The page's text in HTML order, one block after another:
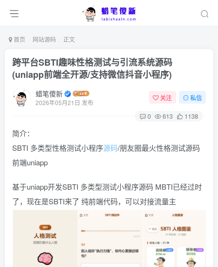
首页 网站源码 正文
跨平台SBTI趣味性格测试与引流系统源码
(uniapp前端全开源/支持微信抖音小程序)
蜡笔傻新
2026年05月21日 发布
关注 私信
0 613 1138
简介：
SBTI 多类型性格测试小程序源码/朋友圈最火性格测试源码
前端uniapp
基于uniapp开发SBTI 多类型测试小程序源码 MBTI已经过时
了，现在是SBTI来了 纯前端代码，可以对接流量主